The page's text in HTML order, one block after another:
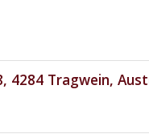
4284 Tragwein,